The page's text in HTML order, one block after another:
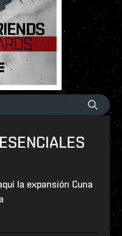
la expansión Cuna